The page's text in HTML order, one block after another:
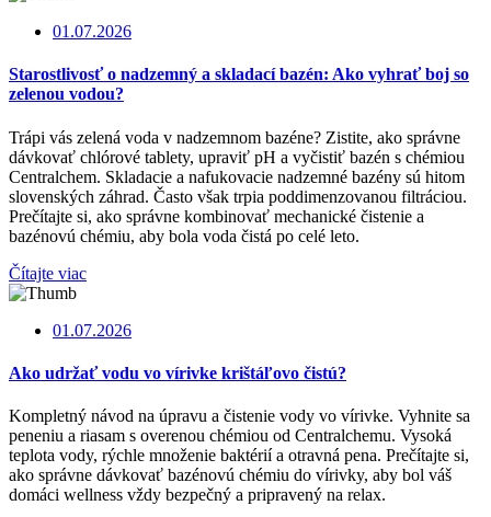
01.07.2026
Starostlivosť o nadzemný a skladací bazén: Ako vyhrať boj so
zelenou vodou?
Trápi vás zelená voda v nadzemnom bazéne? Zistite, ako správne
dávkovať chlórové tablety, upraviť pH a vyčistiť bazén s chémiou
Centralchem. Skladacie a nafukovacie nadzemné bazény sú hitom
slovenských záhrad. Často však trpia poddimenzovanou filtráciou.
Prečítajte si, ako správne kombinovať mechanické čistenie a
bazénovú chémiu, aby bola voda čistá po celé leto.
Čítajte viac
01.07.2026
Ako udržať vodu vo vírivke krištáľovo čistú?
Kompletný návod na úpravu a čistenie vody vo vírivke. Vyhnite sa
peneniu a riasam s overenou chémiou od Centralchemu. Vysoká
teplota vody, rýchle množenie baktérií a otravná pena. Prečítajte si,
ako správne dávkovať bazénovú chémiu do vírivky, aby bol váš
domáci wellness vždy bezpečný a pripravený na relax.